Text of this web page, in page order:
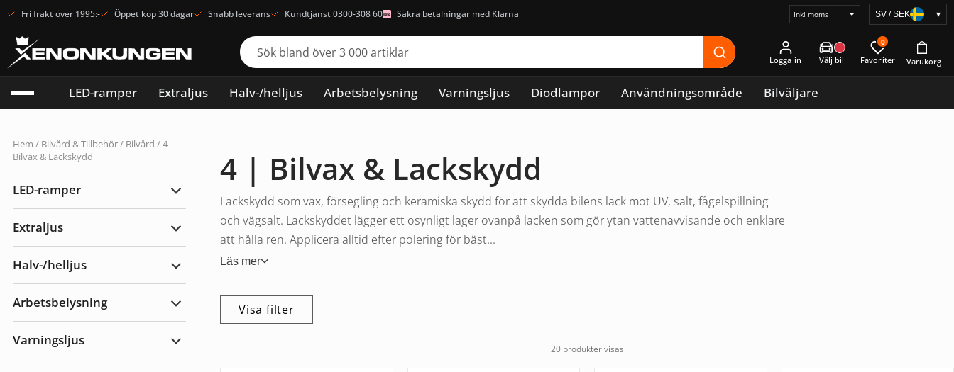
Fri frakt över 1995:- Öppet köp 30 dagar Snabb leverans Kundtjänst 0300-308 60 Säkra betalningar med Klarna
Välj
SV / SEK ▾
Logga in
0
LED-ramper Extraljus Halv-/helljus Arbetsbelysning Varningsljus Diodlampor Användningsområde Bilväljare
Hem / Bilvård & Tillbehör/ Bilvård / 4 |
Bilvax & Lackskydd
LED-ramper
Expandera
Extraljus
Expandera
Halv-/helljus
Expandera
Arbetsbelysning
Expandera
Varningsljus
Expandera
4 | Bilvax & Lackskydd
Lackskydd som vax, försegling och keramiska skydd för att skydda bilens lack mot UV, salt, fågelspillning
och vägsalt. Lackskyddet lägger ett osynligt lager ovanpå lacken som gör ytan vattenavvisande och enklare
att hålla ren. Applicera alltid efter polering för bäst...
Läs mer
Visa filter
20 produkter visas